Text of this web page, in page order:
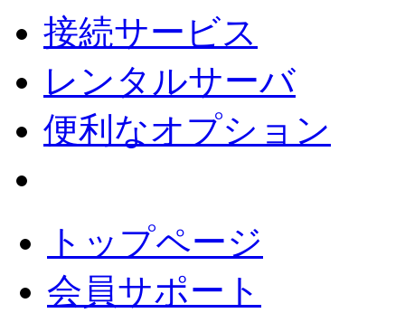
接続サービス
レンタルサーバ
便利なオプション
トップページ
会員サポート